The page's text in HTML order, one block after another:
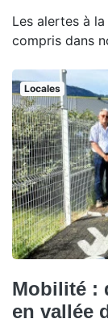
Les alertes à
compris dans
Locales
Mobilité :
en vallée